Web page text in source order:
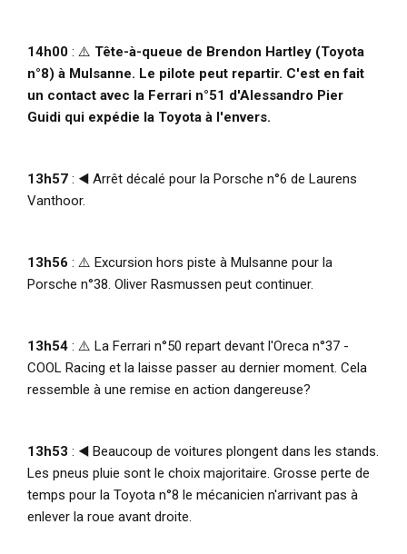
14h00 : ⚠️ Tête-à-queue de Brendon Hartley (Toyota
n°8) à Mulsanne. Le pilote peut repartir. C'est en fait
un contact avec la Ferrari n°51 d'Alessandro Pier
Guidi qui expédie la Toyota à l'envers.
13h57 : ◀️ Arrêt décalé pour la Porsche n°6 de Laurens
Vanthoor.
13h56 : ⚠️ Excursion hors piste à Mulsanne pour la
Porsche n°38. Oliver Rasmussen peut continuer.
13h54 : ⚠️ La Ferrari n°50 repart devant l'Oreca n°37 -
COOL Racing et la laisse passer au dernier moment. Cela
ressemble à une remise en action dangereuse?
13h53 : ◀️ Beaucoup de voitures plongent dans les stands.
Les pneus pluie sont le choix majoritaire. Grosse perte de
temps pour la Toyota n°8 le mécanicien n'arrivant pas à
enlever la roue avant droite.